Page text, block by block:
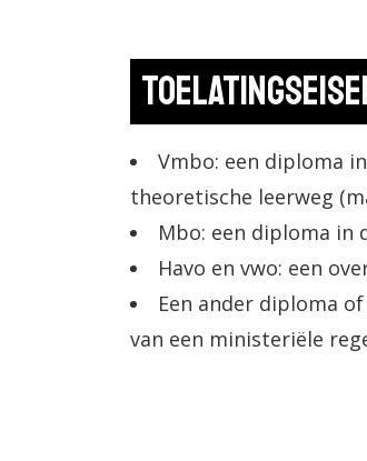
Vmbo: een diploma
theoretische leerweg
Mbo: een diploma in
Havo en vwo: een
Een ander diploma
van een ministeriële